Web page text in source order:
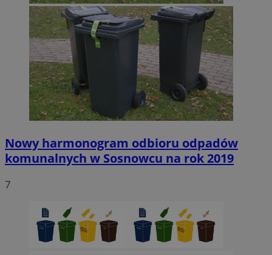
Nowy harmonogram odbioru odpadów
komunalnych w Sosnowcu na rok 2019
7